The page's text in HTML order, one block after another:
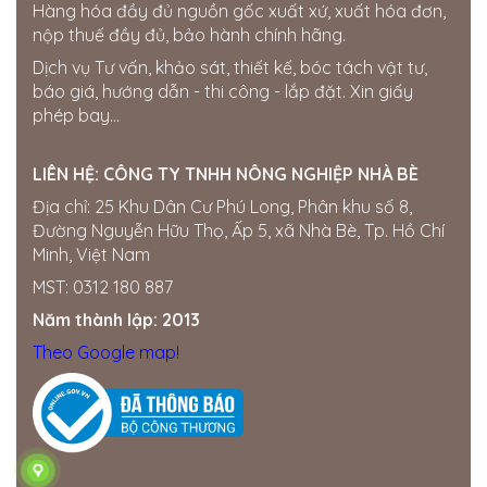
Cửa hàng Thái Lợi
tỉnh gia lai
0963750153
Ấp 7, xã Xuân Tay, Cẩm Mỹ, Đồng Nai, Việt Nam
0343954508
Thế giới điện nước Đắk Nông
205 Quang Trung, Phường Nghĩa Tân, Gia Nghĩa, Đắk
0358722799
Cửa hàng Quốc Tú
Phước
0834560958
Đại lí Thành Nhung
Miền Nam ·
Hàng hóa đầy đủ nguồn gốc xuất xứ, xuất hóa đơn,
nộp thuế đầy đủ, bảo hành chính hãng.
Dịch vụ Tư vấn, khảo sát, thiết kế, bóc tách vật tư,
báo giá, hướng dẫn - thi công - lắp đặt. Xin giấy
phép bay...
LIÊN HỆ: CÔNG TY TNHH NÔNG NGHIỆP NHÀ BÈ
Địa chỉ: 25 Khu Dân Cư Phú Long, Phân khu số 8,
Đường Nguyễn Hữu Thọ, Ấp 5, xã Nhà Bè, Tp. Hồ Chí
Minh, Việt Nam
MST: 0312 180 887
Năm thành lập: 2013
Theo Google map!